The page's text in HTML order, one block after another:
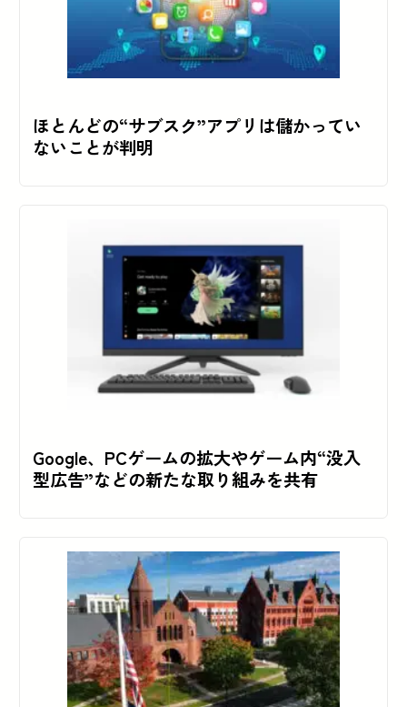
ほとんどの“サブスク”アプリは儲かってい
ないことが判明
Google、PCゲームの拡大やゲーム内“没入
型広告”などの新たな取り組みを共有